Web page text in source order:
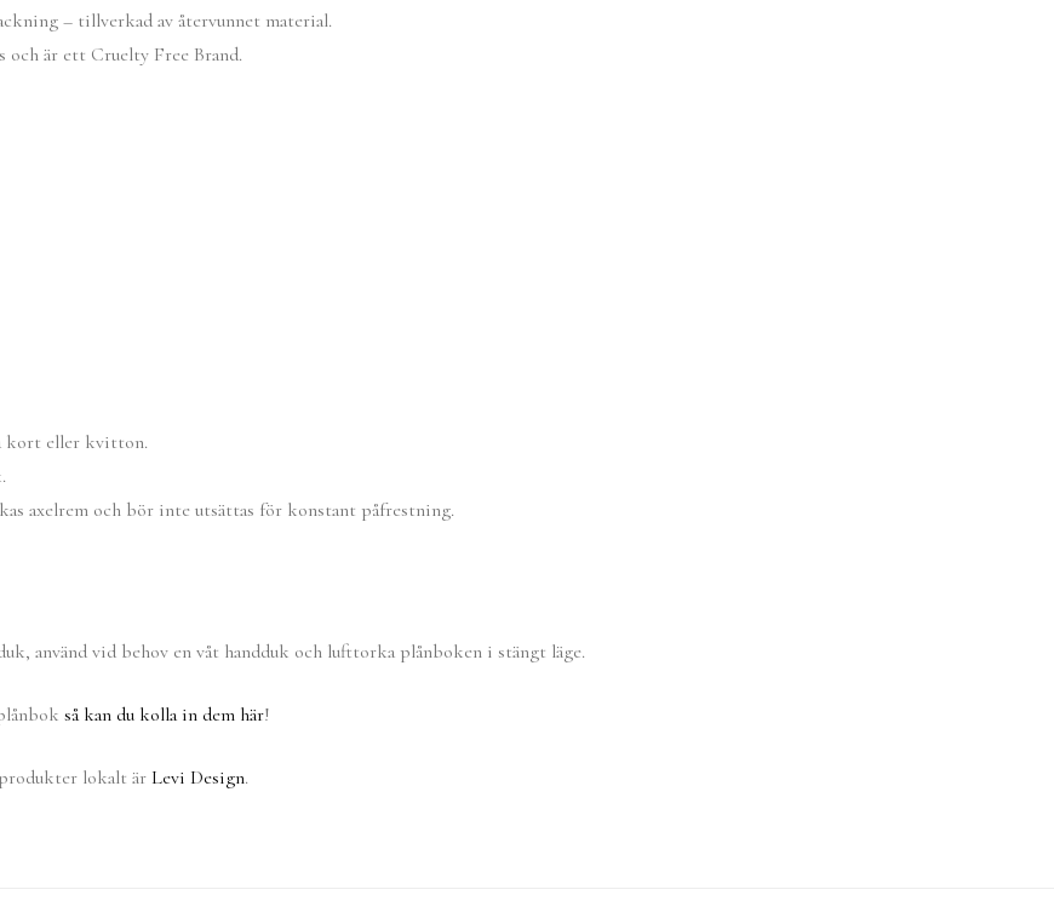
– tillverkad av återvunnet material.
och är ett Cruelty Free Brand.
kort eller kvitton.
axelrem och bör inte utsättas för konstant påfrestning.
använd vid behov en våt handduk och lufttorka plånboken i stängt läge.
så kan du kolla in dem här!
lokalt är Levi Design.